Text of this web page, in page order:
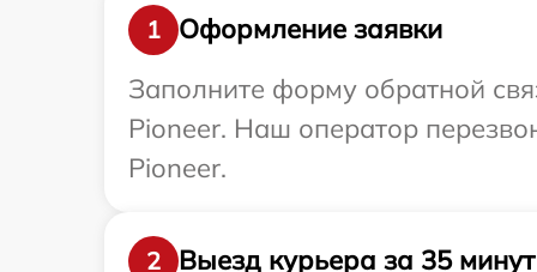
1
Оформление заявки
Заполните форму обратной
Pioneer. Наш оператор
Pioneer.
2 Выезд курьера за 35 минут